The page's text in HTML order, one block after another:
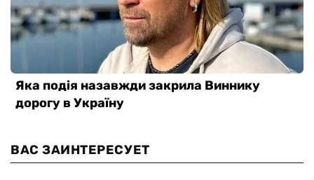
ВАС ЗАИНТЕРЕСУЕТ